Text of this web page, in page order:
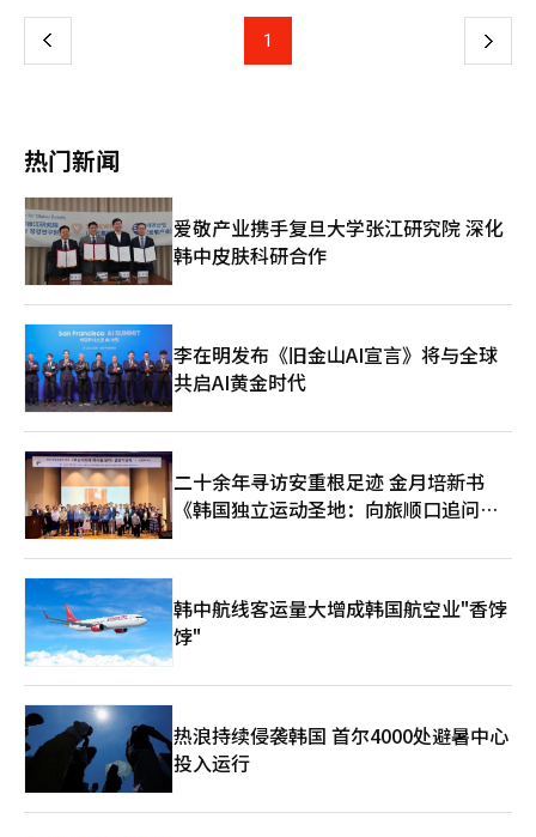
新，成为英伟达等全球科技巨头的核心合作伙伴。 今年2月，崔会
长在美国跨太平洋对话（TPD）活动中表示：“这种怪物芯片
的年销售额有望达到358.0370万亿韩元，营业利润最高可达277.7
和字母表（240万亿韩元），跻身全球第四。※ 本报道经人工智能
（AI）系统翻译与编辑。
生态系统的发展，并提供突破AI平台性能限制的关键内存解决方
案，成为全球AI市场的可信赖伙伴。此次获奖是对HBM创新和应用
的AI基础设施合作，这也是获奖的重要因素。安贤开发总裁代表公
司出席颁奖典礼并领奖。他表示：“代表不断挑战技术极限并取得
突破的SK海力士员工领奖感到荣幸。我们将继续与全球客户和合
作伙伴紧密合作，创造市场所需的价值，成为引领AI创新的一流企
业。”※ 本报道经人工智能（AI）系统翻译与编辑。
上 1 下
热门新闻
爱敬产业携手复旦大学张江研究院 深化
韩中皮肤科研合作
李在明发布《旧金山AI宣言》将与全球
共启AI黄金时代
二十余年寻访安重根足迹 金月培新书
《韩国独立运动圣地：向旅顺口追问历
韩中航线客运量大增成韩国航空业"香饽
饽"
热浪持续侵袭韩国 首尔4000处避暑中心
投入运行